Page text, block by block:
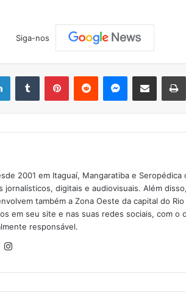
Siga-nos
2001 em Itaguaí, Mangaratiba e
jornalísticos, digitais e audiovisuais. Além
também a Zona Oeste da capital do
em seu site e nas suas redes sociais, com o
responsável.
Yo
ub
e
ra
m